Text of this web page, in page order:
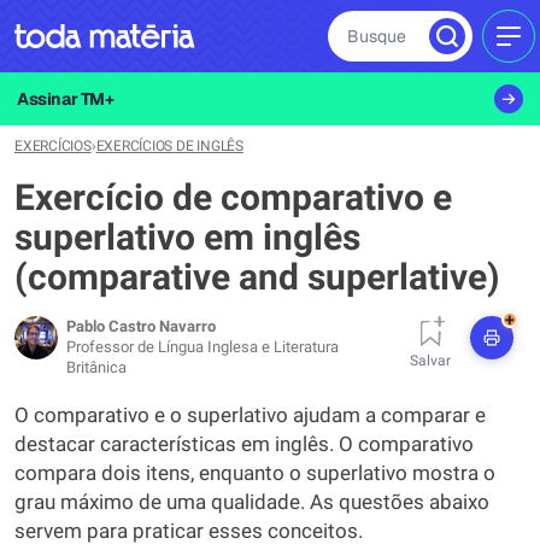
Busque
Assinar TM+
EXERCÍCIOS›EXERCÍCIOS DE INGLÊS
Exercício de comparativo e
superlativo em inglês
(comparative and superlative)
Pablo Castro Navarro
Professor de Língua Inglesa e Literatura
Britânica
Salvar
+
O comparativo e o superlativo ajudam a comparar e
destacar características em inglês. O comparativo
compara dois itens, enquanto o superlativo mostra o
grau máximo de uma qualidade. As questões abaixo
servem para praticar esses conceitos.